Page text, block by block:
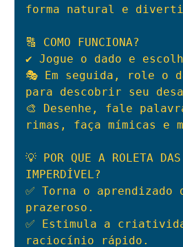
forma natural e
🔠 COMO FUNCIONA?
✔️ Jogue o dado e
🎭 Em seguida, role o
para descobrir seu
🎨 Desenhe, fale
rimas, faça mímicas e
💡 POR QUE A ROLETA
IMPERDÍVEL?
✅ Torna o aprendizado
prazeroso.
✅ Estimula a
raciocínio rápido.